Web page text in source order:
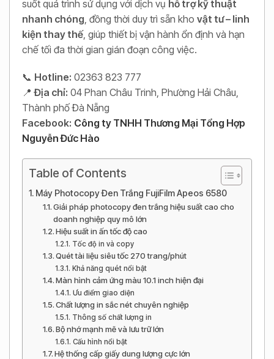
suốt quá trình sử dụng với dịch vụ hỗ trợ kỹ thuật
nhanh chóng , đồng thời duy trì sẵn kho vật tư – linh
kiện thay thế, giúp thiết bị vận hành ổn định và hạn
chế tối đa thời gian gián đoạn công việc.
📞 Hotline: 02363 823 777
📍Địa chỉ: 04 Phan Châu Trinh, Phường Hải Châu,
Thành phố Đà Nẵng
Facebook: Công ty TNHH Thương Mại Tổng Hợp
Nguyễn Đức Hào
Table of Contents
Máy Photocopy Đen Trắng FujiFilm Apeos 6580
Giải pháp photocopy đen trắng hiệu suất cao cho
doanh nghiệp quy mô lớn
Hiệu suất in ấn tốc độ cao
Tốc độ in và copy
Quét tài liệu siêu tốc 270 trang/phút
Khả năng quét nổi bật
Màn hình cảm ứng màu 10.1 inch hiện đại
Ưu điểm giao diện
Chất lượng in sắc nét chuyên nghiệp
Thông số chất lượng in
Bộ nhớ mạnh mẽ và lưu trữ lớn
Cấu hình nổi bật
Hệ thống cấp giấy dung lượng cực lớn